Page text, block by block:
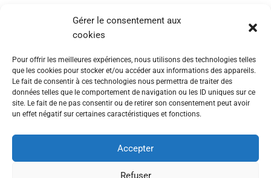
Gérer le consentement aux
cookies
Pour offrir les meilleures expériences, nous utilisons des technologies telles
que les cookies pour stocker et/ou accéder aux informations des appareils.
Le fait de consentir à ces technologies nous permettra de traiter des
données telles que le comportement de navigation ou les ID uniques sur ce
site. Le fait de ne pas consentir ou de retirer son consentement peut avoir
un effet négatif sur certaines caractéristiques et fonctions.
Accepter
Refuser
L’ATELIER MARGOT
129 avenue de la libération 33490 Saint-Pierre-d'Aurillac
06 88 29 05 21